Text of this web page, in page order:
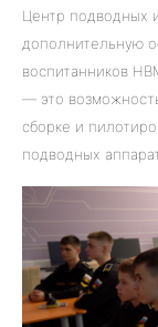
Центр подводных
дополнительную
воспитанников
— это
сборке и
подводных